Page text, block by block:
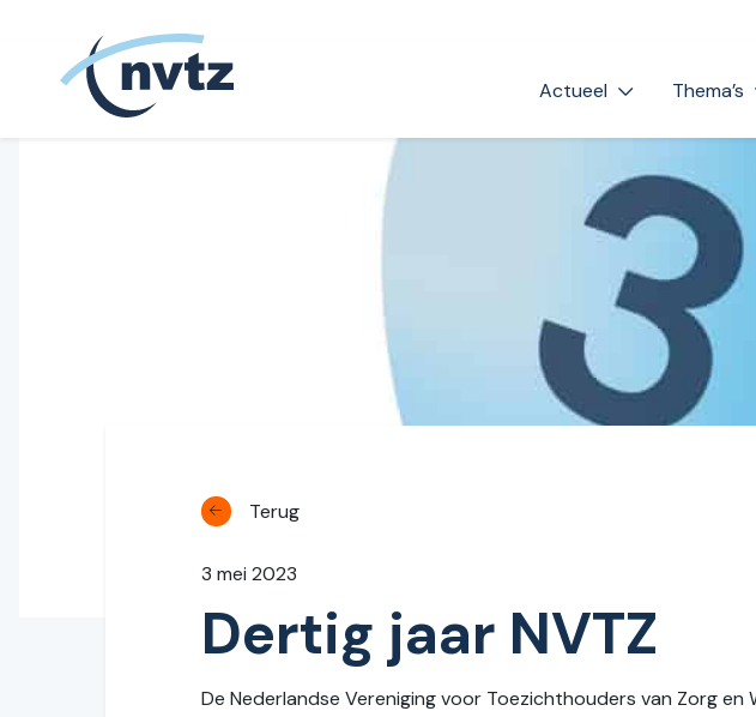
Actueel Thema’s
Terug
3 mei 2023
Dertig jaar NVTZ
De Nederlandse Vereniging voor Toezichthouders van Zorg